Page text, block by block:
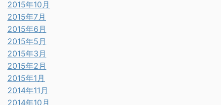
2015年10月
2015年7月
2015年6月
2015年5月
2015年3月
2015年2月
2015年1月
2014年11月
2014年10月